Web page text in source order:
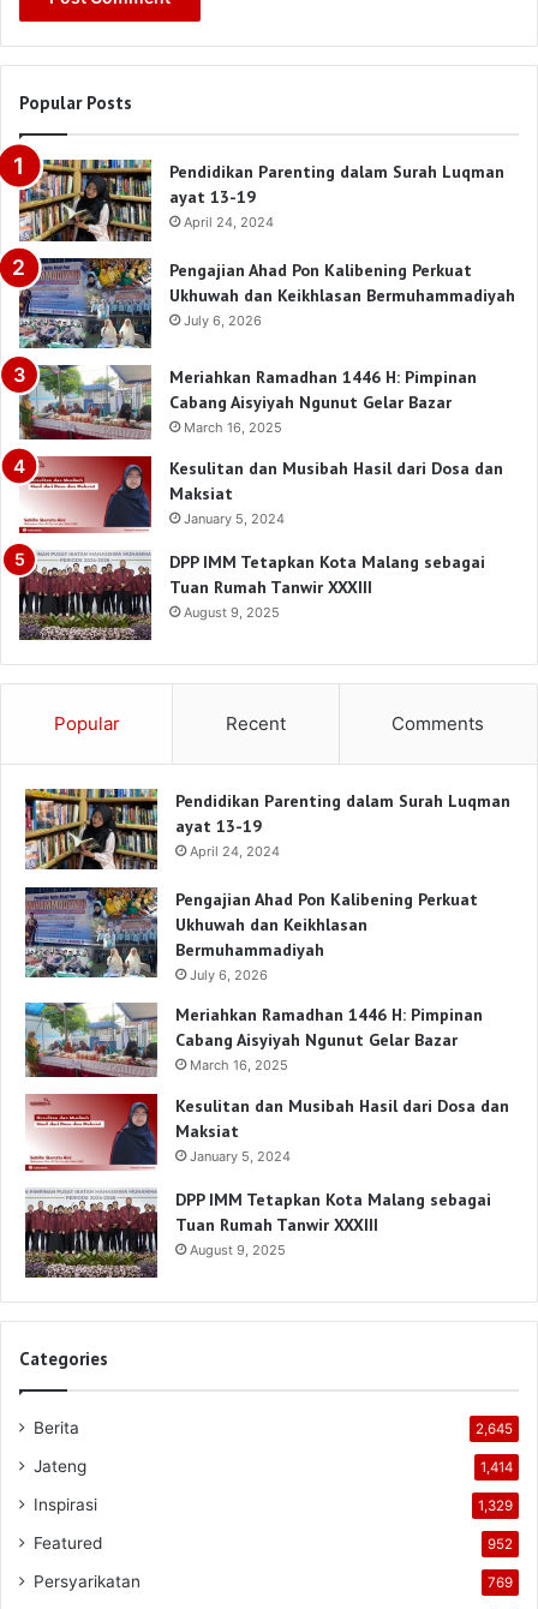
Popular Posts
Pendidikan Parenting dalam Surah Luqman
ayat 13-19
April 24, 2024
Pengajian Ahad Pon Kalibening Perkuat
Ukhuwah dan Keikhlasan Bermuhammadiyah
July 6, 2026
Meriahkan Ramadhan 1446 H: Pimpinan
Cabang Aisyiyah Ngunut Gelar Bazar
March 16, 2025
Kesulitan dan Musibah Hasil dari Dosa dan
Maksiat
January 5, 2024
DPP IMM Tetapkan Kota Malang sebagai
Tuan Rumah Tanwir XXXIII
August 9, 2025
Popular Recent Comments
Pendidikan Parenting dalam Surah Luqman
ayat 13-19
April 24, 2024
Pengajian Ahad Pon Kalibening Perkuat
Ukhuwah dan Keikhlasan
Bermuhammadiyah
July 6, 2026
Meriahkan Ramadhan 1446 H: Pimpinan
Cabang Aisyiyah Ngunut Gelar Bazar
March 16, 2025
Kesulitan dan Musibah Hasil dari Dosa dan
Maksiat
January 5, 2024
DPP IMM Tetapkan Kota Malang sebagai
Tuan Rumah Tanwir XXXIII
August 9, 2025
Categories
Berita 2,645
Jateng 1,414
Inspirasi 1,329
Featured 952
Persyarikatan 769